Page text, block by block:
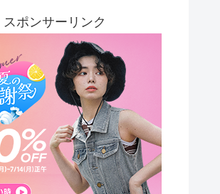
スポンサーリンク